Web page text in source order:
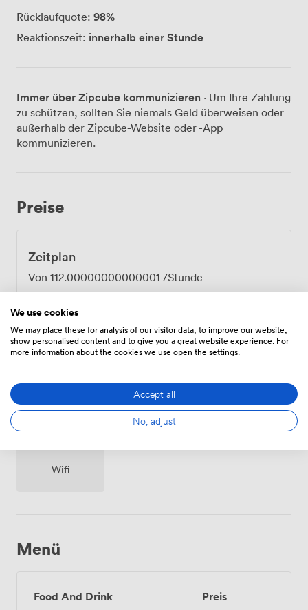
Rücklaufquote: 98%
Reaktionszeit: innerhalb einer Stunde
Immer über Zipcube kommunizieren · Um Ihre Zahlung
zu schützen, sollten Sie niemals Geld überweisen oder
außerhalb der Zipcube-Website oder -App
kommunizieren.
Preise
Zeitplan
Von 112.00000000000001 /Stunde
Ausstattungen
Wifi
Menü
Food And Drink Preis
We use cookies
We may place these for analysis of our visitor data, to improve our website,
show personalised content and to give you a great website experience. For
more information about the cookies we use open the settings.
Accept all
No, adjust